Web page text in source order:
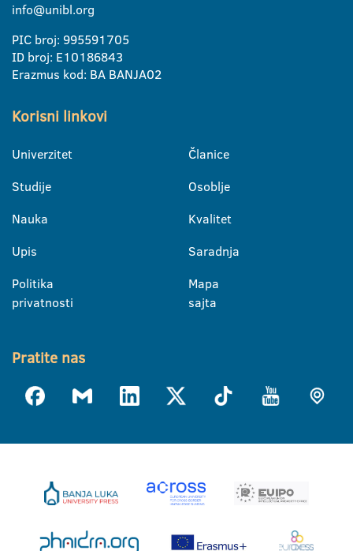
info@unibl.org
PIC broj: 995591705
ID broj: E10186843
Erazmus kod: BA BANJA02
Korisni linkovi
Univerzitet
Studije
Nauka
Upis
Politika
privatnosti
Članice
Osoblje
Kvalitet
Saradnja
Mapa
sajta
Pratite nas